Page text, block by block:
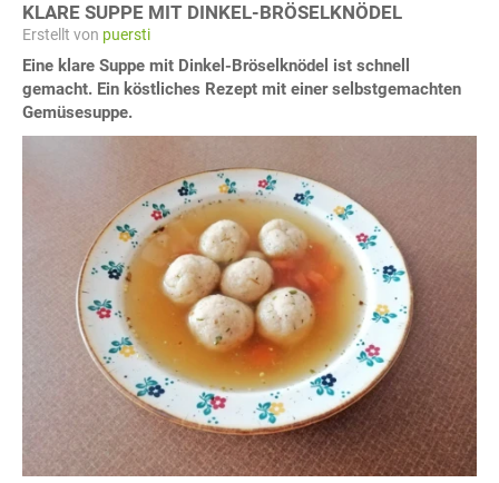
KLARE SUPPE MIT DINKEL-BRÖSELKNÖDEL
Erstellt von puersti
Eine klare Suppe mit Dinkel-Bröselknödel ist schnell
gemacht. Ein köstliches Rezept mit einer selbstgemachten
Gemüsesuppe.